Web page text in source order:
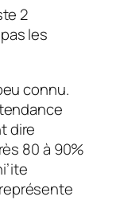
2
les
connu.
dire
80 à 90%